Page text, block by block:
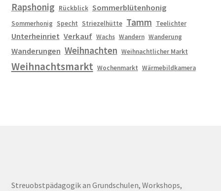
Rapshonig Rückblick Sommerblütenhonig
Sommerhonig Specht Striezelhütte Tamm Teelichter
Unterheinriet Verkauf Wachs Wandern Wanderung
Wanderungen Weihnachten Weihnachtlicher Markt
Weihnachtsmarkt Wochenmarkt Wärmebildkamera
Streuobstpädagogik an Grundschulen, Workshops,